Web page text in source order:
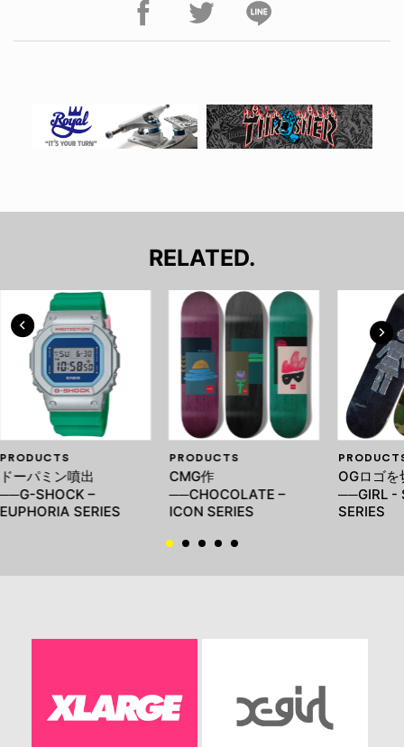
RELATED.
PRODUCTS
ドーパミン噴出
──G-SHOCK –
EUPHORIA SERIES
PRODUCTS
CMG作
──CHOCOLATE –
ICON SERIES
OGロゴを
──GIRL -
SERIES